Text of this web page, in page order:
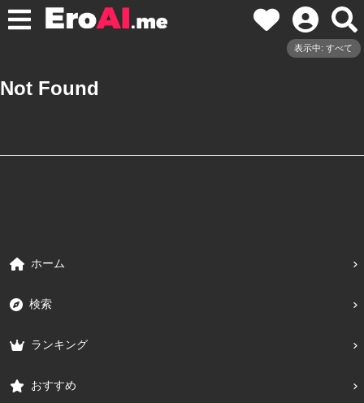
表示中: すべて
Not Found
ホーム
検索
ランキング
おすすめ